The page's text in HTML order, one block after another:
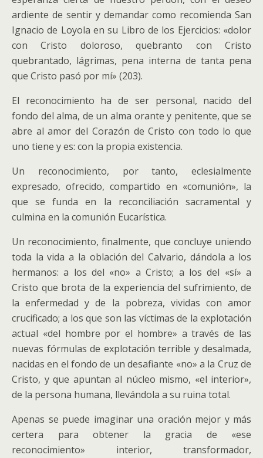
ardiente de sentir y demandar como recomienda San
Ignacio de Loyola en su Libro de los Ejercicios: «dolor
con Cristo doloroso, quebranto con Cristo
quebrantado, lágrimas, pena interna de tanta pena
que Cristo pasó por mí» (203).
El reconocimiento ha de ser personal, nacido del
fondo del alma, de un alma orante y penitente, que se
abre al amor del Corazón de Cristo con todo lo que
uno tiene y es: con la propia existencia.
Un reconocimiento, por tanto, eclesialmente
expresado, ofrecido, compartido en «comunión», la
que se funda en la reconciliación sacramental y
culmina en la comunión Eucarística.
Un reconocimiento, finalmente, que concluye uniendo
toda la vida a la oblación del Calvario, dándola a los
hermanos: a los del «no» a Cristo; a los del «sí» a
Cristo que brota de la experiencia del sufrimiento, de
la enfermedad y de la pobreza, vividas con amor
crucificado; a los que son las víctimas de la explotación
actual «del hombre por el hombre» a través de las
nuevas fórmulas de explotación terrible y desalmada,
nacidas en el fondo de un desafiante «no» a la Cruz de
Cristo, y que apuntan al núcleo mismo, «el interior»,
de la persona humana, llevándola a su ruina total.
Apenas se puede imaginar una oración mejor y más
certera para obtener la gracia de «ese
reconocimiento» interior, transformador,